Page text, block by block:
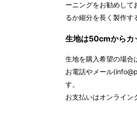
ーニングをお勧めして
るか縮分を長く製作す
生地は50cmからカ
生地を購入希望の場合
お電話やメール
す。
お支払いはオンライン